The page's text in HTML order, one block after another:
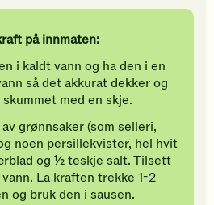
på innmaten:
i kaldt vann og ha den i en
så det akkurat dekker og
med en skje.
grønnsaker (som selleri,
noen persillekvister, hel hvit
og ½ teskje salt. Tilsett
La kraften trekke 1-2
og bruk den i sausen.